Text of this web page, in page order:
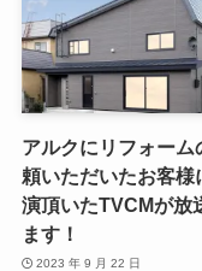
アルクにリフォーム
頼いただいたお客様
演頂いたTVCMが放
ます！
2023 年 9 月 22 日